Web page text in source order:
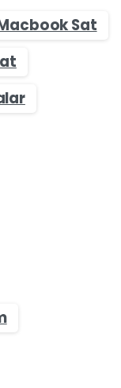
Sat